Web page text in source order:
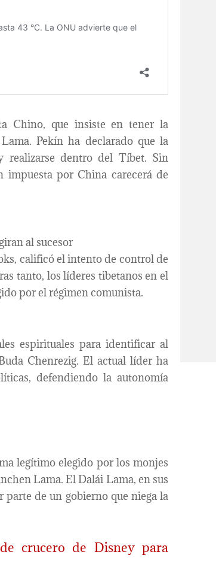
Chino, que insiste en tener la
Pekín ha declarado que la
realizarse dentro del Tíbet. Sin
impuesta por China carecerá de
al sucesor
calificó el intento de control de
tanto, los líderes tibetanos en el
por el régimen comunista.
espirituales para identificar al
Chenrezig. El actual líder ha
defendiendo la autonomía
legítimo elegido por los monjes
Lama. El Dalái Lama, en sus
de un gobierno que niega la
crucero de Disney para